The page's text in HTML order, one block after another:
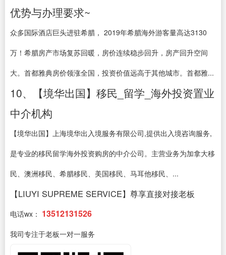
优势与办理要求~
众多国际酒店巨头进驻希腊， 2019年希腊海外游客量高达3130
万！希腊房产市场复苏回暖，房价连续稳步回升，房产回升空间
大。首都雅典房价领涨全国，投资价值远高于其他城市。首都雅...
10、【境华出国】移民_留学_海外投资置业
中介机构
【境华出国】上海境华出入境服务有限公司,提供出入境咨询服务,
是专业的移民留学海外投资购房的中介公司。主营业务为加拿大移
民、澳洲移民、希腊移民、美国移民、马耳他移民、...
【LIUYI SUPREME SERVICE】尊享直接对接老板
电话wx： 13512131526
我司专注于老板一对一服务